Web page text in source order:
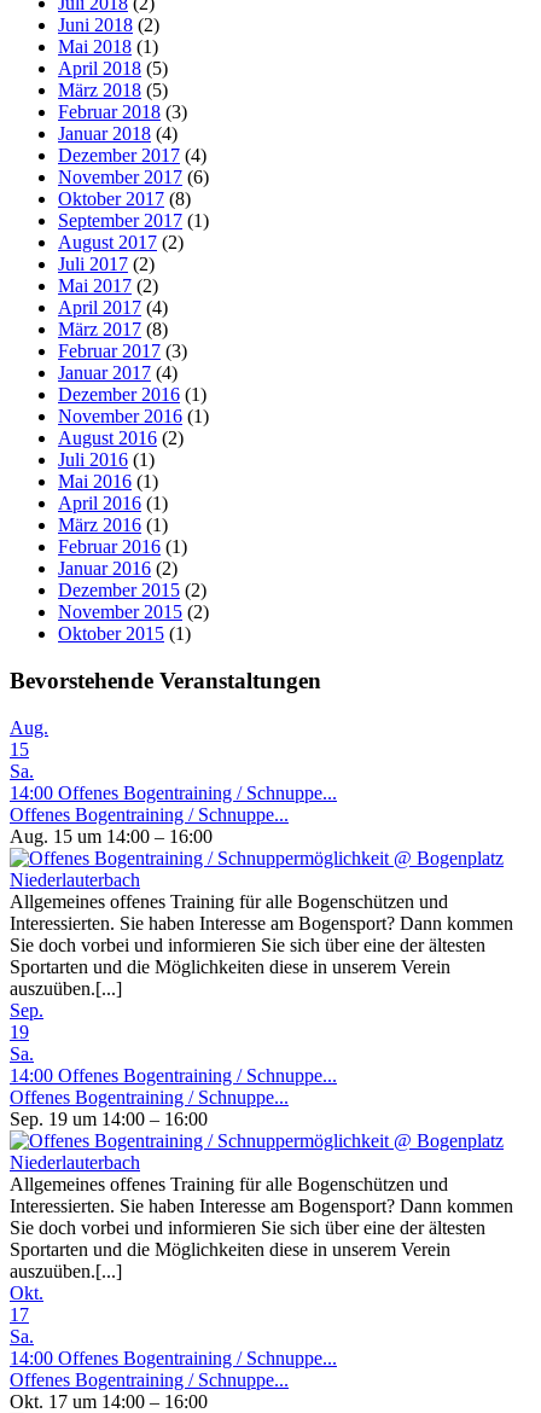
Juni 2018 (2)
Mai 2018 (1)
April 2018 (5)
März 2018 (5)
Februar 2018 (3)
Januar 2018 (4)
Dezember 2017 (4)
November 2017 (6)
Oktober 2017 (8)
September 2017 (1)
August 2017 (2)
Juli 2017 (2)
Mai 2017 (2)
April 2017 (4)
März 2017 (8)
Februar 2017 (3)
Januar 2017 (4)
Dezember 2016 (1)
November 2016 (1)
August 2016 (2)
Juli 2016 (1)
Mai 2016 (1)
April 2016 (1)
März 2016 (1)
Februar 2016 (1)
Januar 2016 (2)
Dezember 2015 (2)
November 2015 (2)
Oktober 2015 (1)
Bevorstehende Veranstaltungen
Aug.
15
Sa.
14:00 Offenes Bogentraining / Schnuppe...
Offenes Bogentraining / Schnuppe...
Aug. 15 um 14:00 – 16:00
Allgemeines offenes Training für alle Bogenschützen und
Interessierten. Sie haben Interesse am Bogensport? Dann kommen
Sie doch vorbei und informieren Sie sich über eine der ältesten
Sportarten und die Möglichkeiten diese in unserem Verein
auszuüben.[...]
Sep.
19
Sa.
14:00 Offenes Bogentraining / Schnuppe...
Offenes Bogentraining / Schnuppe...
Sep. 19 um 14:00 – 16:00
Allgemeines offenes Training für alle Bogenschützen und
Interessierten. Sie haben Interesse am Bogensport? Dann kommen
Sie doch vorbei und informieren Sie sich über eine der ältesten
Sportarten und die Möglichkeiten diese in unserem Verein
auszuüben.[...]
Okt.
17
Sa.
14:00 Offenes Bogentraining / Schnuppe...
Offenes Bogentraining / Schnuppe...
Okt. 17 um 14:00 – 16:00